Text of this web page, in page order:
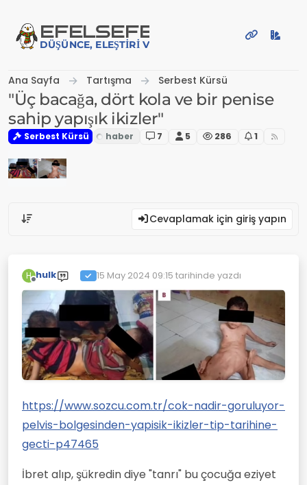
EFELSEFE
DÜŞÜNCE, ELEŞTIRI VE PAYLAŞIM PLATFORMU
Ana Sayfa Tartışma Serbest Kürsü
"Üç bacağa, dört kola ve bir penise
sahip yapışık ikizler"
Serbest Kürsü 7 5 286 1
Cevaplamak için giriş yapın
H
Çevrimdışı
hulk 15 May 2024 09:15 tarihinde yazdı
Son düzenleyen:
https://www.sozcu.com.tr/cok-nadir-goruluyor-
pelvis-bolgesinden-yapisik-ikizler-tip-tarihine-
gecti-p47465
İbret alıp, şükredin diye "tanrı" bu çocuğa eziyet